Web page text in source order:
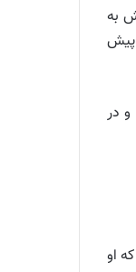
به
پیش
در
که او